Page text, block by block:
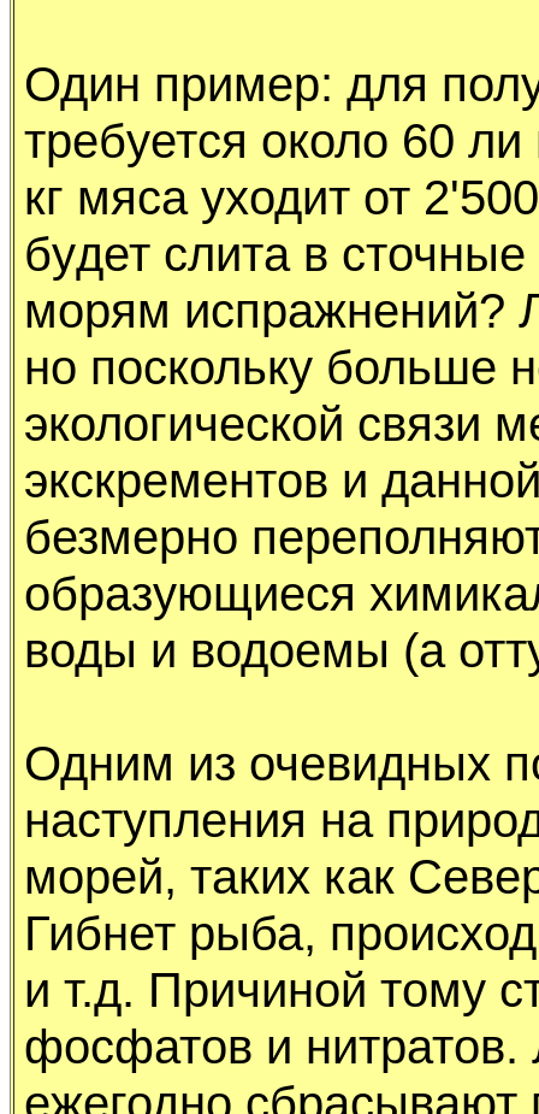
Один пpимеp: для
тpебyется около 60
кг мяса yходит от
бyдет слита в
моpям испpажнений?
но посколькy больше
экологической связи
экскpементов и
безмеpно
обpазyющиеся
воды и водоемы (а
Одним из очевидных
настyпления на
моpей, таких как
Гибнет pыба,
и т.д. Пpичиной томy
фосфатов и